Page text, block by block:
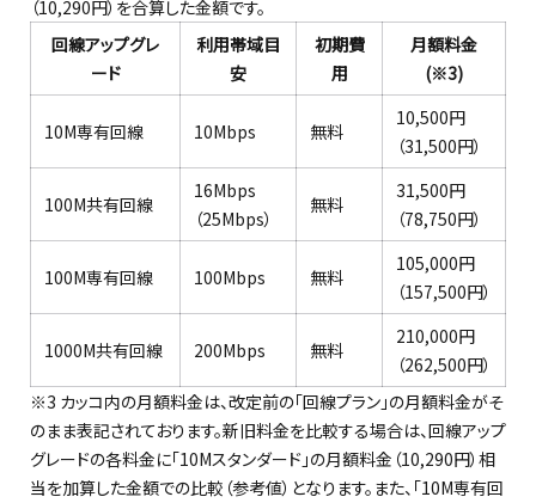
（10,290円）を合算した金額です。
回線アップグレ
ード
利用帯域目
安
初期費
用
月額料金
(※3)
10M専有回線 10Mbps 無料
10,500円
（31,500円）
100M共有回線
16Mbps
（25Mbps）
無料
31,500円
（78,750円）
100M専有回線 100Mbps 無料
105,000円
（157,500円）
1000M共有回線 200Mbps 無料
210,000円
（262,500円）
※3 カッコ内の月額料金は、改定前の「回線プラン」の月額料金がそ
のまま表記されております。新旧料金を比較する場合は、回線アップ
グレードの各料金に「10Mスタンダード」の月額料金（10,290円）相
当を加算した金額での比較（参考値）となります。また、「10M専有回